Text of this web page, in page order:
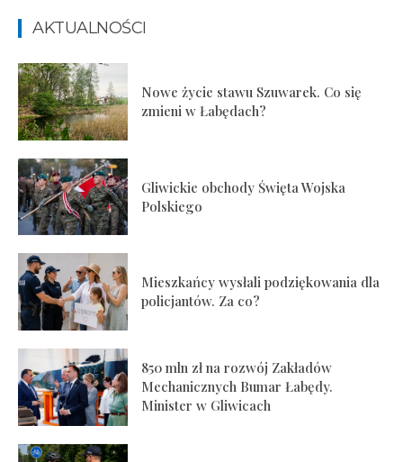
AKTUALNOŚCI
Nowe życie stawu Szuwarek. Co się
zmieni w Łabędach?
Gliwickie obchody Święta Wojska
Polskiego
Mieszkańcy wysłali podziękowania dla
policjantów. Za co?
850 mln zł na rozwój Zakładów
Mechanicznych Bumar Łabędy.
Minister w Gliwicach